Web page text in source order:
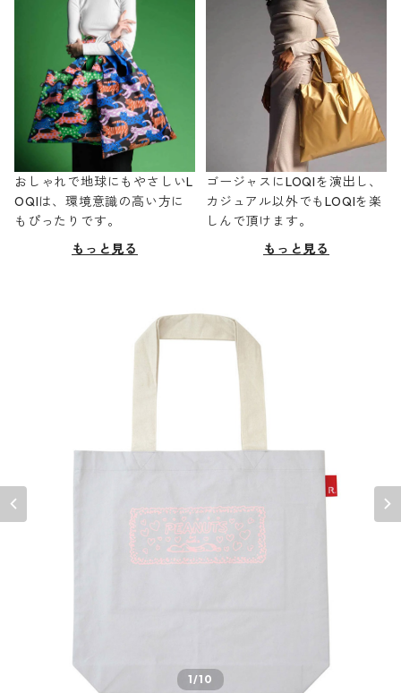
おしゃれで地球にもやさしいL
OQIは、環境意識の高い方に
もぴったりです。
もっと見る
ゴージャスにLOQIを演出し、
カジュアル以外でもLOQIを楽
しんで頂けます。
もっと見る
1/10